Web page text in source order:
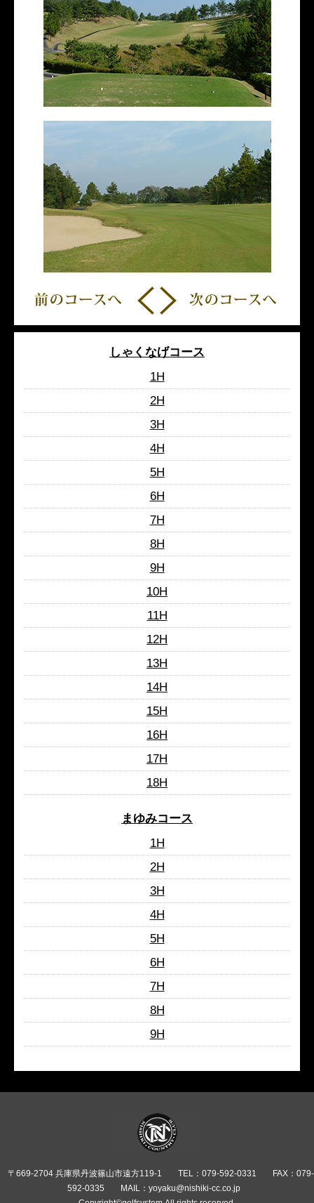
しゃくなげコース
1H
2H
3H
4H
5H
6H
7H
8H
9H
10H
11H
12H
13H
14H
15H
16H
17H
18H
まゆみコース
1H
2H
3H
4H
5H
6H
7H
8H
9H
〒669-2704 兵庫県丹波篠山市遠方119-1 TEL：079-592-0331
FAX：079-
592-0335
MAIL：yoyaku@nishiki-cc.co.jp